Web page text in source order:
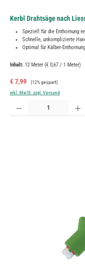
Kerbl Drahtsäge nach
Speziell für die Enthornung
Schnelle, unkomplizierte
Optimal für Kälber-Enthornung
Inhalt: 12 Meter (€ 0,67 / 1 Meter)
Verkaufspreis:
€ 7,99 Regulärer Preis:
(12% gespart)
inkl. MwSt. zzgl. Versand
Produkt Anzahl: Gib den